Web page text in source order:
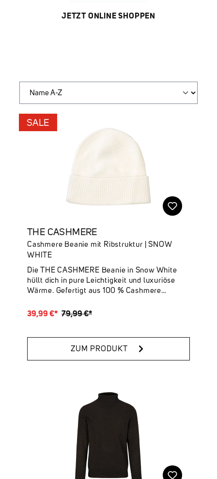
JETZT ONLINE SHOPPEN
SALE
THE CASHMERE
Cashmere Beanie mit Ribstruktur | SNOW
WHITE
Die THE CASHMERE Beanie in Snow White
hüllt dich in pure Leichtigkeit und luxuriöse
Wärme. Gefertigt aus 100 % Cashmere
edlen Optik. Die hochwertigen Garne sorgen
✔ Online verfügbare Farben: Tech Grey
Melange, Snow White, Dark Navy & Irish
39,99 €* 79,99 €*
ZUM PRODUKT